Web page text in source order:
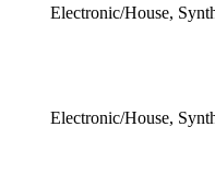
Electronic/House,
Electronic/House,